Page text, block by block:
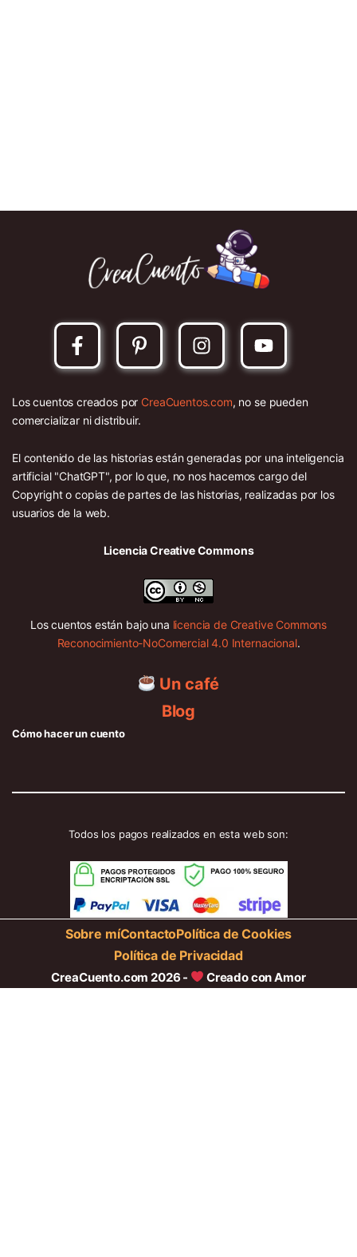
Los cuentos creados por CreaCuentos.com, no se pueden
comercializar ni distribuir.
El contenido de las historias están generadas por una inteligencia
artificial "ChatGPT", por lo que, no nos hacemos cargo del
Copyright o copias de partes de las historias, realizadas por los
usuarios de la web.
Licencia Creative Commons
Los cuentos están bajo una licencia de Creative Commons
Reconocimiento-NoComercial 4.0 Internacional.
Un café
Blog
Cómo hacer un cuento
Todos los pagos realizados en esta web son:
Sobre míContactoPolítica de Cookies
Política de Privacidad
CreaCuento.com 2026 - Creado con Amor